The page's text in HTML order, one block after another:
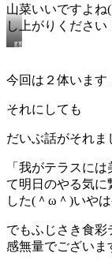
山菜いいですよ
し上がりください
隠
へ
ら
ち
探
の
コ
ー
ナ
♪
今回は２体います
それにしても
だいぶ話がそれ
「我がテラスに
て明日のやる気に
した(＾ω＾)いや
でもふじさき食彩
感無量でございま